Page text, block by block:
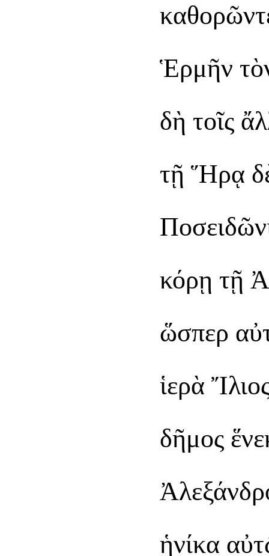
Ἑρμῆν
δὴ τοῖς
τῇ Ἥρᾳ
κόρῃ τῇ
ὥσπερ
ἱερὰ
δῆμος
ἡνίκα